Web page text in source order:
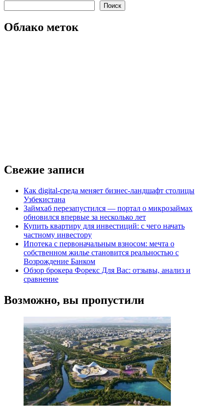
Поиск
Облако меток
Свежие записи
Как digital-среда меняет бизнес-ландшафт столицы
Узбекистана
Займхаб перезапустился — портал о микрозаймах
обновился впервые за несколько лет
Купить квартиру для инвестиций: с чего начать
частному инвестору
Ипотека с первоначальным взносом: мечта о
собственном жилье становится реальностью с
Возрождение Банком
Обзор брокера Форекс Для Вас: отзывы, анализ и
сравнение
Возможно, вы пропустили